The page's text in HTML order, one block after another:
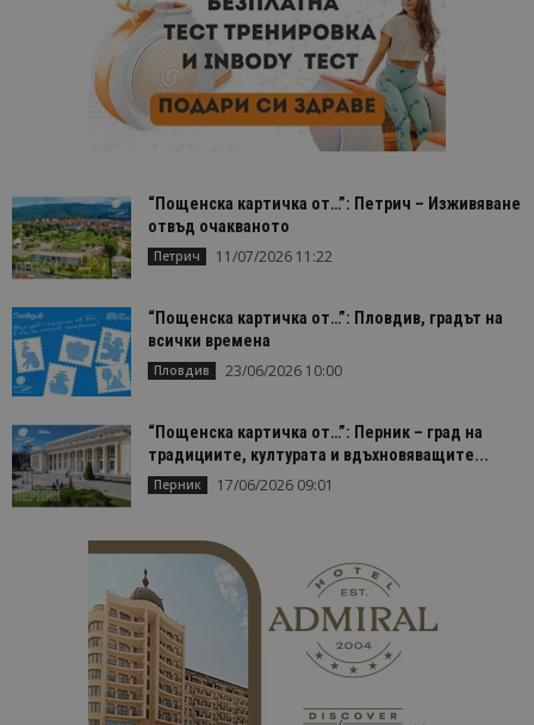
“Пощенска картичка от…”: Петрич – Изживяване
отвъд очакваното
Петрич 11/07/2026 11:22
“Пощенска картичка от…”: Пловдив, градът на
всички времена
Пловдив 23/06/2026 10:00
“Пощенска картичка от…”: Перник – град на
традициите, културата и вдъхновяващите...
Перник 17/06/2026 09:01